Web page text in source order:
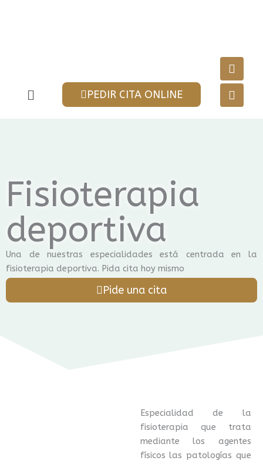
Menú PEDIR CITA ONLINE
F
a
c
e
b
I
n
s
t
a
Fisioterapia
deportiva
Una de nuestras especialidades está centrada en la
fisioterapia deportiva. Pida cita hoy mismo
Pide una cita
Especialidad de la
fisioterapia que trata
mediante los agentes
físicos las patologías que